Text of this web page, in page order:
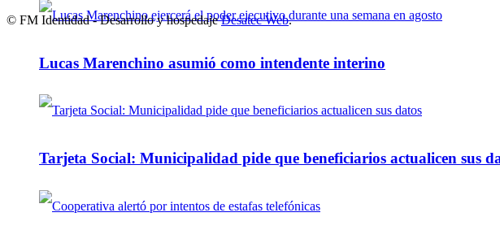
Lucas Marenchino asumió como intendente interino
Tarjeta Social: Municipalidad pide que beneficiarios actualicen sus
© FM Identidad - Desarrollo y hospedajeDesatec Web.